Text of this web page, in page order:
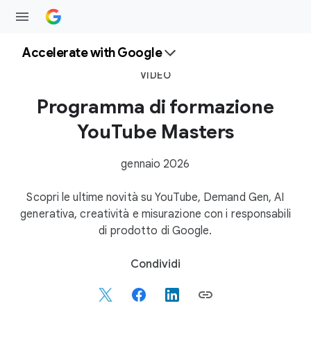
Accelerate with Google
VIDEO
Programma di formazione
YouTube Masters
gennaio 2026
Scopri le ultime novità su YouTube, Demand Gen, AI
generativa, creatività e misurazione con i responsabili
di prodotto di Google.
Condividi